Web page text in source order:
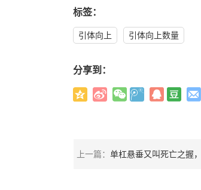
标签：
引体向上 引体向上数量
分享到：
上一篇： 单杠悬垂又叫死亡之握，坚持2分